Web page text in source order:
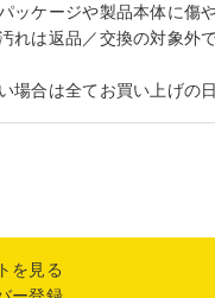
ッケージや製品本体に傷
れは返品／交換の対象外
場合は全てお買い上げの
を見る